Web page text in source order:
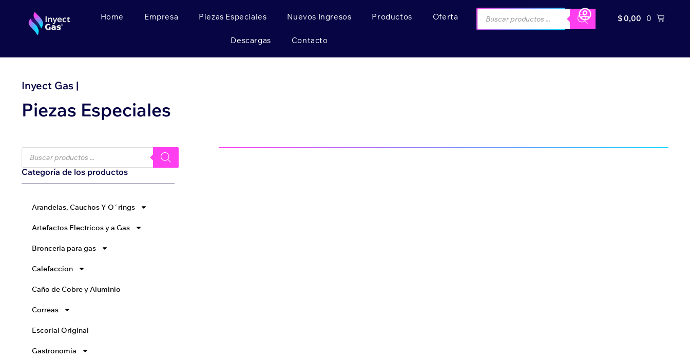
Home Empresa Piezas Especiales Nuevos Ingresos Productos Oferta
Descargas Contacto
$0,00 0
Inyect Gas |
Piezas Especiales
Categoría de los productos
Arandelas, Cauchos Y O´rings
Artefactos Electricos y a Gas
Bronceria para gas
Calefaccion
Caño de Cobre y Aluminio
Correas
Escorial Original
Gastronomia